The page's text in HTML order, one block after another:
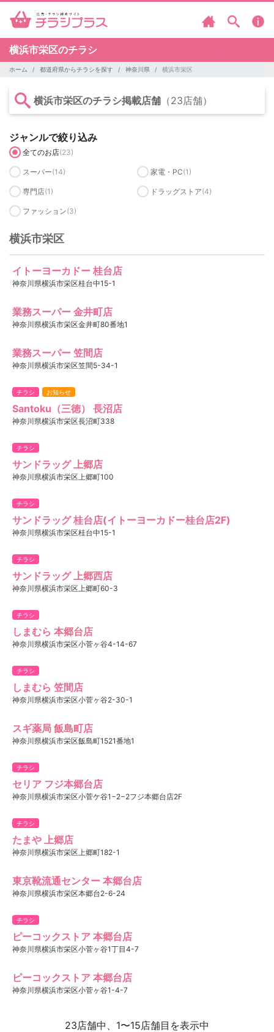
横浜市栄区のチラシ
ホーム 都道府県からチラシを探す 神奈川県 横浜市栄区
横浜市栄区のチラシ掲載店舗 （23店舗）
ジャンルで絞り込み
全てのお店(23)
スーパー(14) 家電・PC(1)
専門店(1) ドラッグストア(4)
ファッション(3)
横浜市栄区
イトーヨーカドー 桂台店
神奈川県横浜市栄区桂台中15-1
業務スーパー 金井町店
神奈川県横浜市栄区金井町80番地1
業務スーパー 笠間店
神奈川県横浜市栄区笠間5-34-1
チラシ お知らせ
Santoku（三徳） 長沼店
神奈川県横浜市栄区長沼町338
チラシ
サンドラッグ 上郷店
神奈川県横浜市栄区上郷町100
チラシ
サンドラッグ 桂台店(イトーヨーカドー桂台店2F)
神奈川県横浜市栄区桂台中15-1
チラシ
サンドラッグ 上郷西店
神奈川県横浜市栄区上郷町60-3
チラシ
しまむら 本郷台店
神奈川県横浜市栄区小菅ヶ谷4-14-67
チラシ
しまむら 笠間店
神奈川県横浜市栄区小菅ヶ谷2-30-1
スギ薬局 飯島町店
神奈川県横浜市栄区飯島町1521番地1
チラシ
セリア フジ本郷台店
神奈川県横浜市栄区小菅ケ谷1−2−2フジ本郷台店2F
チラシ
たまや 上郷店
神奈川県横浜市栄区上郷町182-1
東京靴流通センター 本郷台店
神奈川県横浜市栄区本郷台2-6-24
チラシ
ピーコックストア 本郷台店
神奈川県横浜市栄区小菅ヶ谷1丁目4-7
ピーコックストア 本郷台店
神奈川県横浜市栄区小菅ヶ谷1-4-7
23店舗中、1〜15店舗目を表示中